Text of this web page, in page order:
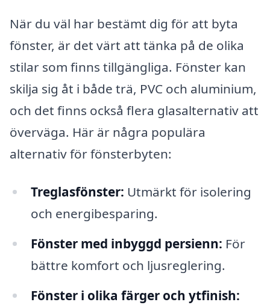
När du väl har bestämt dig för att byta
fönster, är det värt att tänka på de olika
stilar som finns tillgängliga. Fönster kan
skilja sig åt i både trä, PVC och aluminium,
och det finns också flera glasalternativ att
överväga. Här är några populära
alternativ för fönsterbyten:
Treglasfönster: Utmärkt för isolering
och energibesparing.
Fönster med inbyggd persienn: För
bättre komfort och ljusreglering.
Fönster i olika färger och ytfinish: